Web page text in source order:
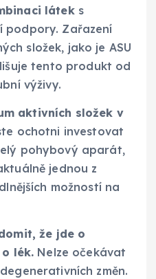
láteks
podpory. Zařazení
složek, jako je ASU
tento produkt od
výživy.
aktivních složek v
ochotni investovat
pohybový aparát,
jednou z
možností na
že jde o
lék. Nelze očekávat
změn.